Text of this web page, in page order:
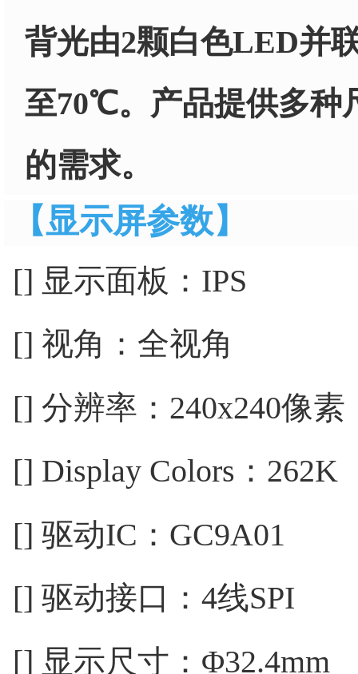
背光由2颗白色LED并
至70℃。产品提供多种
的需求。
【显示屏参数】
[] 显示面板：IPS
[] 视角：全视角
[] 分辨率：240x240像素
[] Display Colors：262K
[] 驱动IC：GC9A01
[] 驱动接口：4线SPI
[] 显示尺寸：Φ32.4mm